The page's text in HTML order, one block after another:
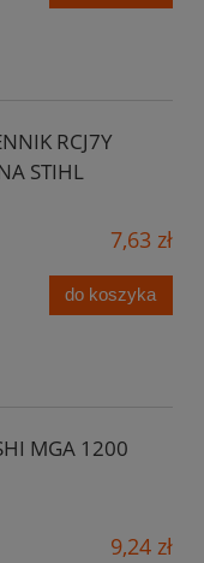
RCJ7Y
STIHL
7,63 zł
do koszyka
MGA 1200
9,24 zł